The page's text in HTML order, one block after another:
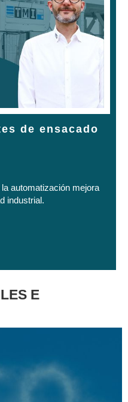
de ensacado
automatización mejora
industrial.
E